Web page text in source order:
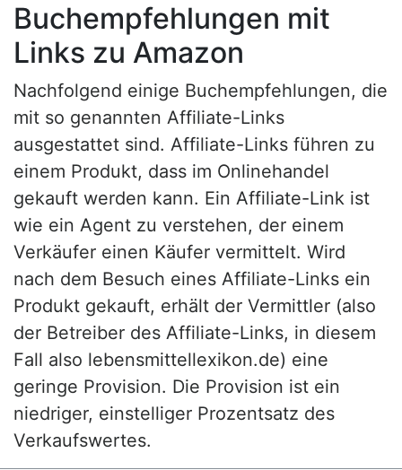
Buchempfehlungen mit
Links zu Amazon
Nachfolgend einige Buchempfehlungen, die
mit so genannten Affiliate-Links
ausgestattet sind. Affiliate-Links führen zu
einem Produkt, dass im Onlinehandel
gekauft werden kann. Ein Affiliate-Link ist
wie ein Agent zu verstehen, der einem
Verkäufer einen Käufer vermittelt. Wird
nach dem Besuch eines Affiliate-Links ein
Produkt gekauft, erhält der Vermittler (also
der Betreiber des Affiliate-Links, in diesem
Fall also lebensmittellexikon.de) eine
geringe Provision. Die Provision ist ein
niedriger, einstelliger Prozentsatz des
Verkaufswertes.